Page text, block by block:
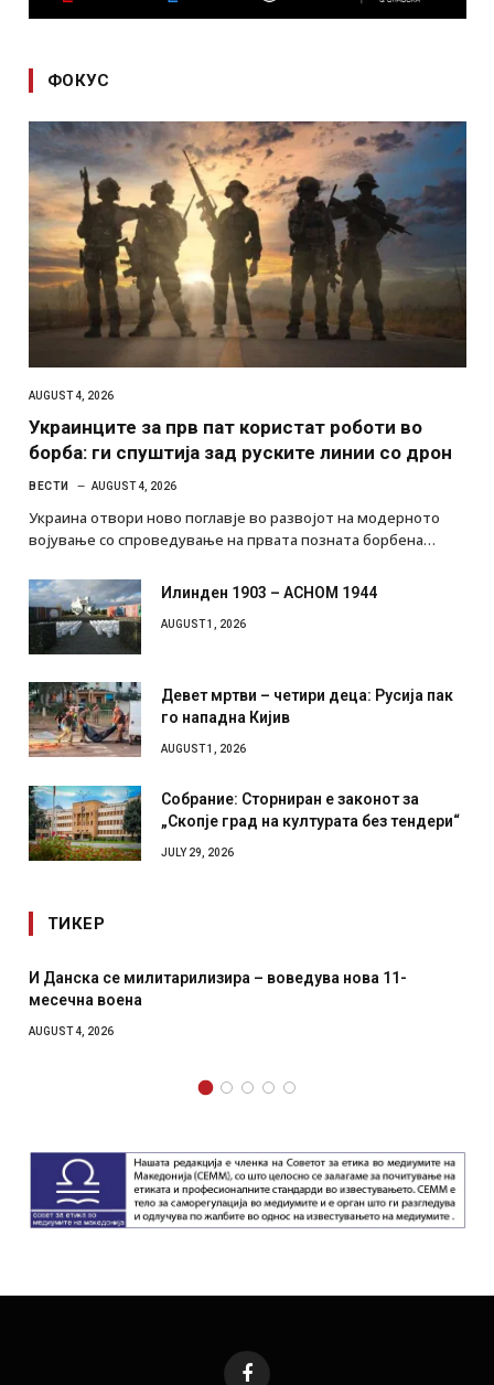
ФОКУС
AUGUST 4, 2026
Украинците за прв пат користат роботи во
борба: ги спуштија зад руските линии со дрон
ВЕСТИ AUGUST 4, 2026
Украина отвори ново поглавје во развојот на модерното
војување со спроведување на првата позната борбена…
Илинден 1903 – АСНОМ 1944
AUGUST 1, 2026
Девет мртви – четири деца: Русија пак
го нападна Кијив
AUGUST 1, 2026
Собрание: Сторниран е законот за
„Скопје град на културата без тендери“
JULY 29, 2026
ТИКЕР
И Данска се милитарилизира – воведува нова 11-
месечна воена
AUGUST 4, 2026